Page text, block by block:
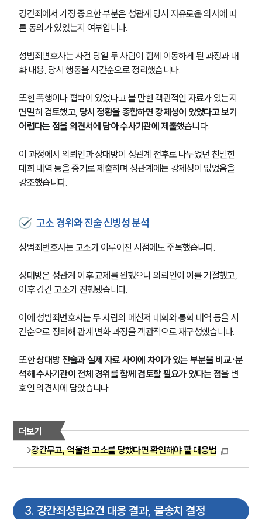
강간죄에서 가장 중요한 부분은 성관계 당시 자유로운 의사에 따
른 동의가 있었는지 여부입니다.
성범죄변호사는 사건 당일 두 사람이 함께 이동하게 된 과정과 대
화 내용, 당시 행동을 시간순으로 정리했습니다.
또한 폭행이나 협박이 있었다고 볼 만한 객관적인 자료가 있는지
면밀히 검토했고, 당시 정황을 종합하면 강제성이 있었다고 보기
어렵다는 점을 의견서에 담아 수사기관에 제출했습니다.
이 과정에서 의뢰인과 상대방이 성관계 전후로 나누었던 친밀한
대화 내역 등을 증거로 제출하며 성관계에는 강제성이 없었음을
강조했습니다.
고소 경위와 진술 신빙성 분석
성범죄변호사는 고소가 이루어진 시점에도 주목했습니다.
상대방은 성관계 이후 교제를 원했으나 의뢰인이 이를 거절했고,
이후 강간 고소가 진행됐습니다.
이에 성범죄변호사는 두 사람의 메신저 대화와 통화 내역 등을 시
간순으로 정리해 관계 변화 과정을 객관적으로 재구성했습니다.
또한 상대방 진술과 실제 자료 사이에 차이가 있는 부분을 비교·분
석해 수사기관이 전체 경위를 함께 검토할 필요가 있다는 점을 변
호인 의견서에 담았습니다.
더보기
강간무고, 억울한 고소를 당했다면 확인해야 할 대응법
3. 강간죄성립요건 대응 결과, 불송치 결정